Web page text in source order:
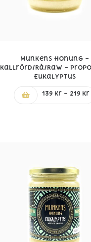
Munkens Honung –
Kallrörd/Rå/Raw –
Eukalyptus
139 kr – 219 kr